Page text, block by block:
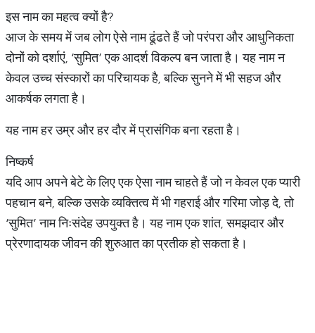
इस नाम का महत्व क्यों है?
आज के समय में जब लोग ऐसे नाम ढूंढते हैं जो परंपरा और आधुनिकता
दोनों को दर्शाएं, ‘सुमित’ एक आदर्श विकल्प बन जाता है। यह नाम न
केवल उच्च संस्कारों का परिचायक है, बल्कि सुनने में भी सहज और
आकर्षक लगता है।
यह नाम हर उम्र और हर दौर में प्रासंगिक बना रहता है।
निष्कर्ष
यदि आप अपने बेटे के लिए एक ऐसा नाम चाहते हैं जो न केवल एक प्यारी
पहचान बने, बल्कि उसके व्यक्तित्व में भी गहराई और गरिमा जोड़ दे, तो
‘सुमित’ नाम निःसंदेह उपयुक्त है। यह नाम एक शांत, समझदार और
प्रेरणादायक जीवन की शुरुआत का प्रतीक हो सकता है।